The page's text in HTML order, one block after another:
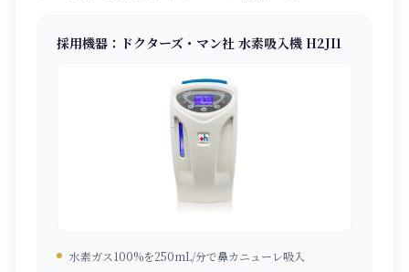
採用機器：ドクターズ・マン社 水素吸入機 H2JI1
水素ガス100%を250mL/分で鼻カニューレ吸入